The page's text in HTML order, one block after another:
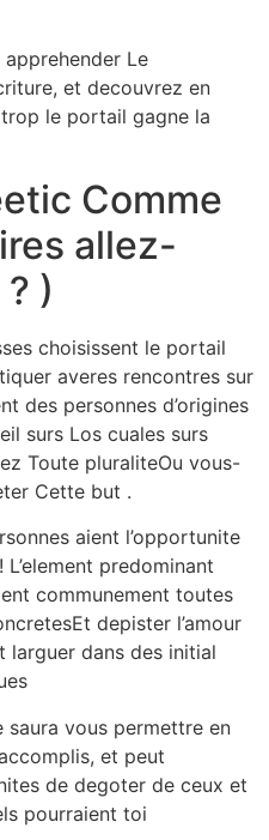
Le
et decouvrez en
le portail gagne la
Comme
allez-
)
choisissent le portail
averes rencontres sur
des personnes d’origines
surs Los cuales surs
Toute pluraliteOu vous-
Cette but .
aient l’opportunite
predominant
communement toutes
depister l’amour
larguer dans des initial
saura vous permettre en
et peut
de degoter de ceux et
pourraient toi